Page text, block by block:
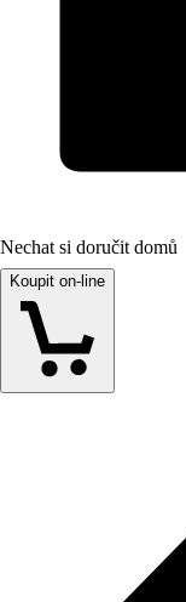
Nechat si doručit domů
Koupit on-line